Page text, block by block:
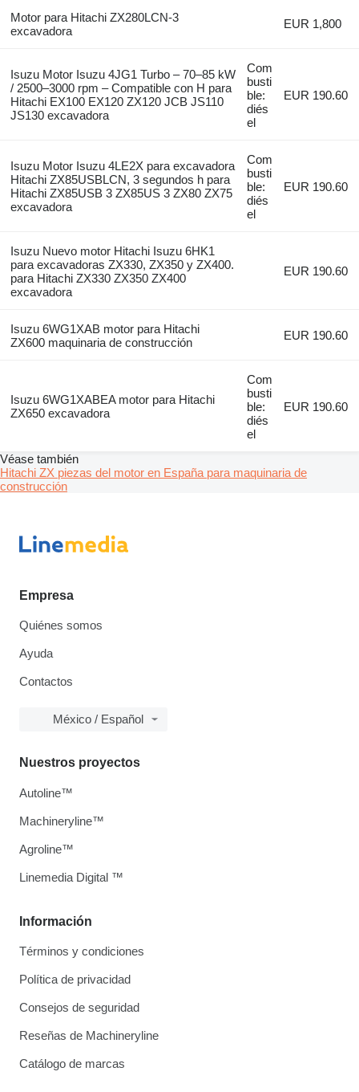
Motor para Hitachi ZX280LCN-3
excavadora
EUR 1,800
Isuzu Motor Isuzu 4JG1 Turbo – 70–85 kW
/ 2500–3000 rpm – Compatible con H para
Hitachi EX100 EX120 ZX120 JCB JS110
JS130 excavadora
Com
busti
ble:
diés
el
EUR 190.60
Isuzu Motor Isuzu 4LE2X para excavadora
Hitachi ZX85USBLCN, 3 segundos h para
Hitachi ZX85USB 3 ZX85US 3 ZX80 ZX75
excavadora
Com
busti
ble:
diés
el
EUR 190.60
Isuzu Nuevo motor Hitachi Isuzu 6HK1
para excavadoras ZX330, ZX350 y ZX400.
para Hitachi ZX330 ZX350 ZX400
excavadora
EUR 190.60
Isuzu 6WG1XAB motor para Hitachi
ZX600 maquinaria de construcción
EUR 190.60
Isuzu 6WG1XABEA motor para Hitachi
ZX650 excavadora
Com
busti
ble:
diés
el
EUR 190.60
Véase también
Hitachi ZX piezas del motor en España para maquinaria de
construcción
Empresa
Quiénes somos
Ayuda
Contactos
México / Español
Información
Términos y condiciones
Política de privacidad
Consejos de seguridad
Reseñas de Machineryline
Catálogo de marcas
Nuestros proyectos
Autoline™
Machineryline™
Agroline™
Linemedia Digital ™